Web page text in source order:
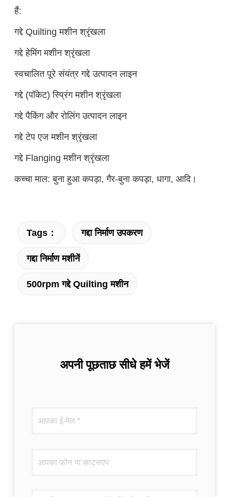
हैं:
गद्दे Quilting मशीन श्रृंखला
गद्दे हेमिंग मशीन श्रृंखला
स्वचालित पूरे संयंत्र गद्दे उत्पादन लाइन
गद्दे (पॉकेट) स्प्रिंग मशीन श्रृंखला
गद्दे पैकिंग और रोलिंग उत्पादन लाइन
गद्दे टेप एज मशीन श्रृंखला
गद्दे Flanging मशीन श्रृंखला
कच्चा माल: बुना हुआ कपड़ा, गैर-बुना कपड़ा, धागा, आदि।
Tags： गद्दा निर्माण उपकरण
गद्दा निर्माण मशीनें
500rpm गद्दे Quilting मशीन
अपनी पूछताछ सीधे हमें भेजें